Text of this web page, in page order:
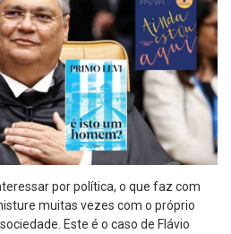
por política, o que faz com
muitas vezes com o próprio
Este é o caso de Flávio